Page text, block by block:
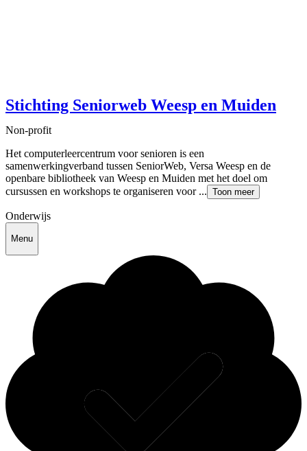
Stichting Seniorweb Weesp en Muiden
Non-profit
Het computerleercentrum voor senioren is een
samenwerkingverband tussen SeniorWeb, Versa Weesp en de
openbare bibliotheek van Weesp en Muiden met het doel om
cursussen en workshops te organiseren voor ... Toon meer
Onderwijs
Menu